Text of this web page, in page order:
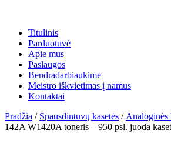
Titulinis
Parduotuvė
Apie mus
Paslaugos
Bendradarbiaukime
Meistro iškvietimas į namus
Kontaktai
Pradžia / Spausdintuvų kasetės / Analoginės
142A W1420A toneris – 950 psl. juoda